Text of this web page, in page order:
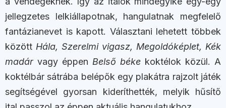
jellegzetes lelkiállapotnak, hangulatnak megfelelő
fantázianevet is kapott. Választani lehetett többek
között Hála, Szerelmi vigasz, Megoldóképlet, Kék
madárvagy éppen Belső béke koktélok közül. A
koktélbár sátrába belépők egy plakátra rajzolt játék
segítségével gyorsan kideríthették, melyik hűsítő